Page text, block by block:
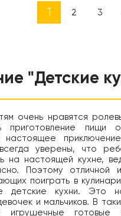
"Детские
очень нравятся
приготовление пищи
настоящее
уверены, что
на настоящей кухне,
Поэтому отличной
поиграть в
детские кухни. Это
и мальчиков. В
игрушечные
1 2 3